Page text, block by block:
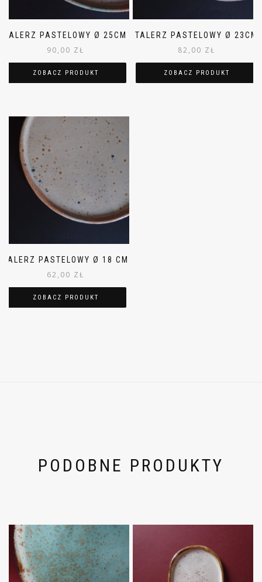
TALERZ PASTELOWY Ø 25CM
90,00 ZŁ
ZOBACZ PRODUKT
TALERZ PASTELOWY Ø 23CM
82,00 ZŁ
ZOBACZ PRODUKT
TALERZ PASTELOWY Ø 18 CM
62,00 ZŁ
ZOBACZ PRODUKT
PODOBNE PRODUKTY